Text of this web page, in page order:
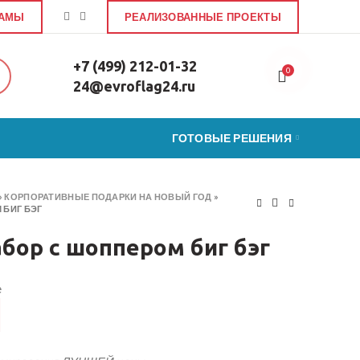
РЕАЛИЗОВАННЫЕ ПРОЕКТЫ
+7 (499) 212-01-32
24@evroflag24.ru
0
ГОТОВЫЕ РЕШЕНИЯ
КОРПОРАТИВНЫЕ ПОДАРКИ НА НОВЫЙ ГОД »
БЭГ
с шоппером биг бэг